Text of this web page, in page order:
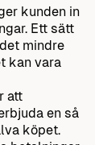
kunden in
Ett sätt
mindre
kan vara
att
en så
köpet.